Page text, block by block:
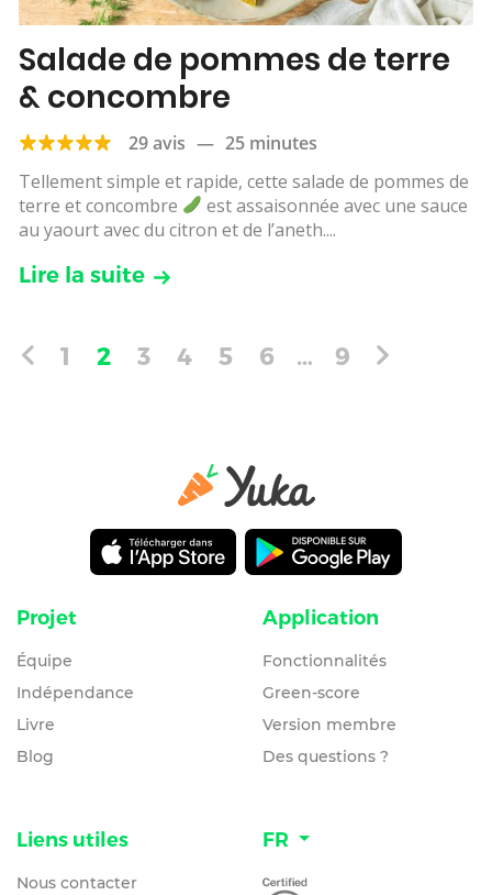
Salade de pommes de terre
& concombre
29 avis — 25 minutes
Tellement simple et rapide, cette salade de pommes de
terre et concombre
est assaisonnée avec une sauce
au yaourt avec du citron et de l’aneth....
Lire la suite
1 2 3 4 5 6 … 9
Projet
Équipe
Indépendance
Livre
Blog
Application
Fonctionnalités
Green-score
Version membre
Des questions ?
Liens utiles
Nous contacter
FR